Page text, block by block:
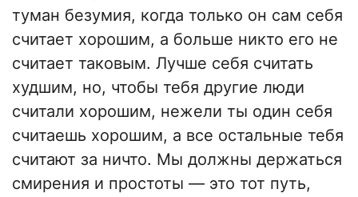
туман безумия, когда только он сам себя
считает хорошим, а больше никто его не
считает таковым. Лучше себя считать
худшим, но, чтобы тебя другие люди
считали хорошим, нежели ты один себя
считаешь хорошим, а все остальные тебя
считают за ничто. Мы должны держаться
смирения и простоты — это тот путь,